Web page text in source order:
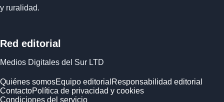
y ruralidad.
Red editorial
Medios Digitales del Sur LTD
Quiénes somosEquipo editorial Responsabilidad editorial
ContactoPolítica de privacidad y cookies
Condiciones del servicio